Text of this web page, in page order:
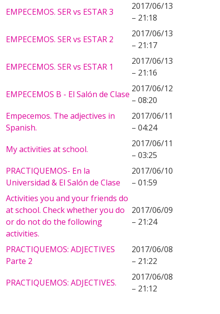
EMPECEMOS. SER vs ESTAR 3
2017/06/13
– 21:18
EMPECEMOS. SER vs ESTAR 2
2017/06/13
– 21:17
EMPECEMOS. SER vs ESTAR 1
2017/06/13
– 21:16
EMPECEMOS B - El Salón de Clase
2017/06/12
– 08:20
Empecemos. The adjectives in
Spanish.
2017/06/11
– 04:24
My activities at school.
2017/06/11
– 03:25
PRACTIQUEMOS- En la
Universidad & El Salón de Clase
2017/06/10
– 01:59
Activities you and your friends do
at school. Check whether you do
or do not do the following
activities.
2017/06/09
– 21:24
PRACTIQUEMOS: ADJECTIVES
Parte 2
2017/06/08
– 21:22
PRACTIQUEMOS: ADJECTIVES.
2017/06/08
– 21:12